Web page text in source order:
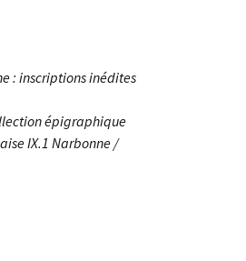
: inscriptions inédites
épigraphique
IX.1 Narbonne /